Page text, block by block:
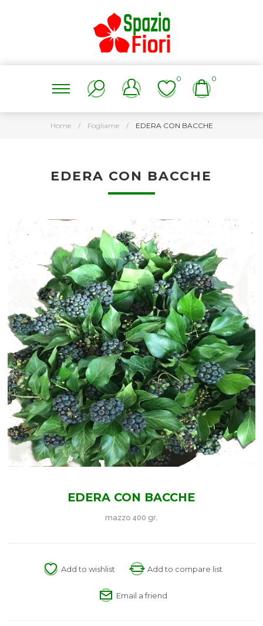
0 0
Home / Fogliame / EDERA CON BACCHE
EDERA CON BACCHE
EDERA CON BACCHE
mazzo 400 gr.
Add to wishlist Add to compare list
Email a friend